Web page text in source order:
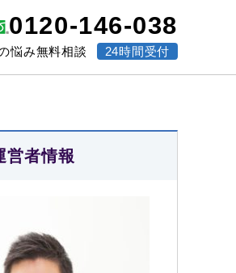
0120-146-038
悩み無料相談 24時間受付
営者情報